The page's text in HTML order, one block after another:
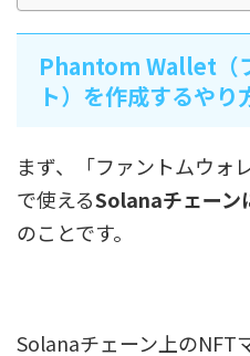
Phantom Wallet（
ト）を作成するやり
まず、「ファントムウォ
で使えるSolanaチェーン
のことです。
Solanaチェーン上のNFT